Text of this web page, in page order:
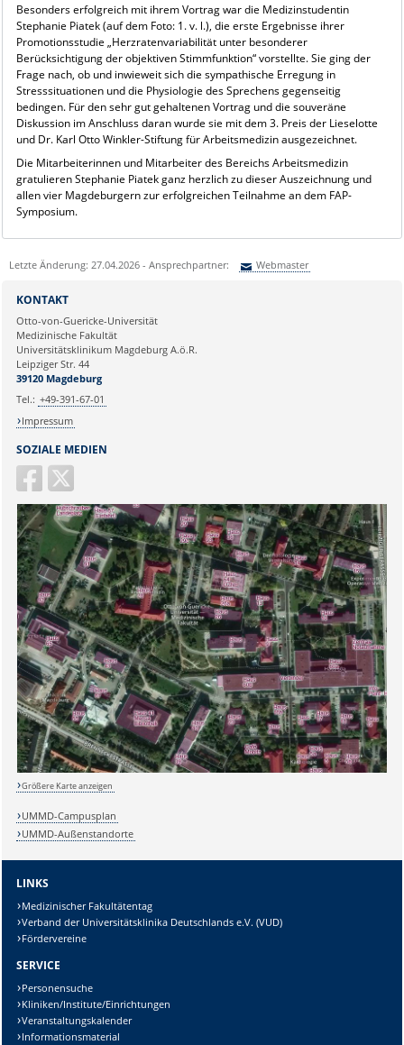
Besonders erfolgreich mit ihrem Vortrag war die Medizinstudentin
Stephanie Piatek (auf dem Foto: 1. v. l.), die erste Ergebnisse ihrer
Promotionsstudie „Herzratenvariabilität unter besonderer
Berücksichtigung der objektiven Stimmfunktion“ vorstellte. Sie ging der
Frage nach, ob und inwieweit sich die sympathische Erregung in
Stresssituationen und die Physiologie des Sprechens gegenseitig
bedingen. Für den sehr gut gehaltenen Vortrag und die souveräne
Diskussion im Anschluss daran wurde sie mit dem 3. Preis der Lieselotte
und Dr. Karl Otto Winkler-Stiftung für Arbeitsmedizin ausgezeichnet.
Die Mitarbeiterinnen und Mitarbeiter des Bereichs Arbeitsmedizin
gratulieren Stephanie Piatek ganz herzlich zu dieser Auszeichnung und
allen vier Magdeburgern zur erfolgreichen Teilnahme an dem FAP-
Symposium.
Letzte Änderung: 27.04.2026 - Ansprechpartner: Webmaster
Ihre E-Mailadresse:
Ihr Anliegen:
Sicherheitsabfrage:
Lösung:
SOZIALE MEDIEN
KONTAKT
Otto-von-Guericke-Universität
Medizinische Fakultät
Universitätsklinikum Magdeburg A.ö.R.
Leipziger Str. 44
39120 Magdeburg
Tel.: +49-391-67-01
Impressum
Größere Karte anzeigen
UMMD-Campusplan
UMMD-Außenstandorte
LINKS
Medizinischer Fakultätentag
Verband der Universitätsklinika Deutschlands e.V. (VUD)
Fördervereine
SERVICE
Personensuche
Kliniken/Institute/Einrichtungen
Veranstaltungskalender
Informationsmaterial